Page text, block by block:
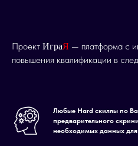
Проект ИграЯ — платформа с
повышения квалификации в
Любые Hard скиллы по
предварительного
необходимых данных